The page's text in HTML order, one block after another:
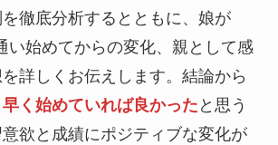
徹底分析するとともに、娘が
い始めてからの変化、親として感
詳しくお伝えします。結論から
早く始めていれば良かった と思う
欲と成績にポジティブな変化が